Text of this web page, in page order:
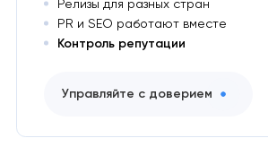
Релизы для разных стран
PR и SEO работают вместе
Контроль репутации
Управляйте с доверием